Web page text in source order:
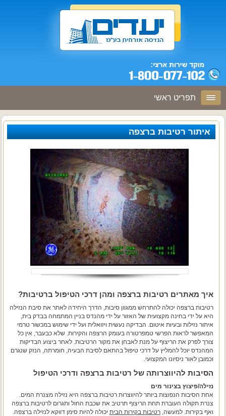
תפריט ראשי
איתור רטיבות ברצפה
איך מאתרים רטיבות ברצפה ומהן דרכי הטיפול ברטיבות?
רטיבות ברצפה יכולה להתרחש ממגוון סיבות, הדרך היחידה לאתר את סיבת הנזילה
היא על ידי בחינה מקצועית של האזור על ידי מהנדס בניין המתמחה בבדק בית,
איתור נזילות ובעיות איטום. הבדיקה נעשית ויזואלית ועל ידי שימוש במכשור טרמי
המאפשר לראות הפרשי טמפרטורה בעומק הרצפה והקירות. שלא כבעבר, אין כל
צורך לפרק את הריצוף על מנת לאבחן את מקור הרטיבות. לאחר ביצוע הבדיקות
המהנדס יוכל להמליץ על דרכי טיפול בהתאם לסיבת הבעיה, חומרתה, הנזק שנגרם
וכמובן לאור ניסיונו המקצועי.
הסיבות להיווצרותה של רטיבות ברצפה ודרכי הטיפול
נזילה/פיצוץ בצינור מים
אחת הסיבות הנפוצות ביותר להיווצרות רטיבות ברצפה היא נזילה מצנרת המים.
צנרת תקולה העוברת תחת הריצוף תרטיב את שכבת החול ותגרום לרטיבות ברצפה
ואף בקירות. למעשה,רטיבות בקירות הבית יכולה להיות סימן דווקא לנזילה ברצפה.